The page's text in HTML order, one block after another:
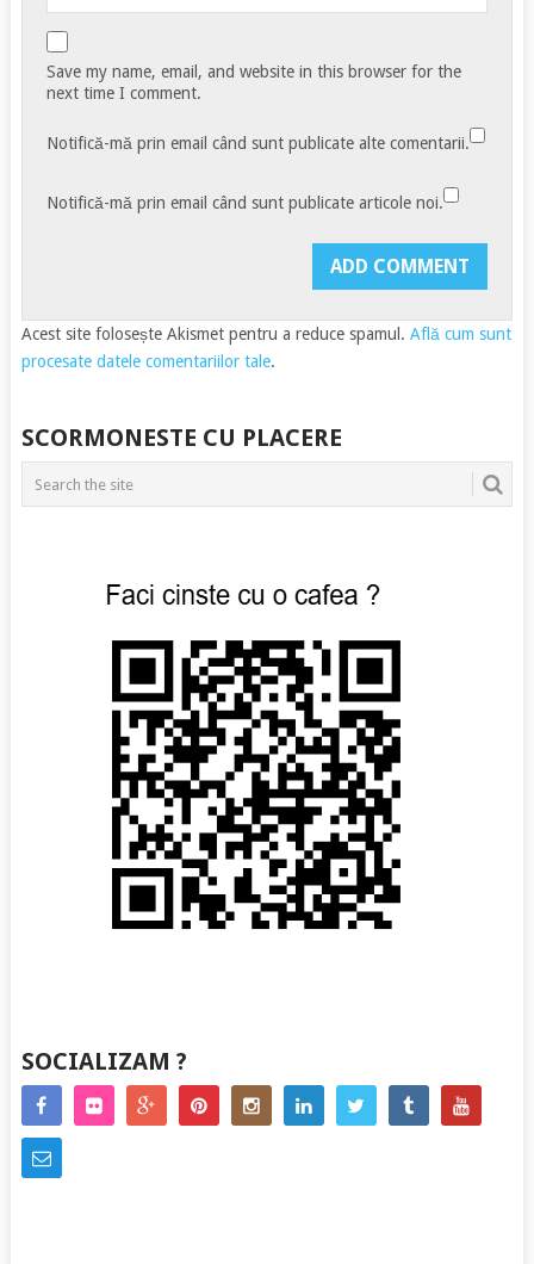
Save my name, email, and website in this browser for the
next time I comment.
Notifică-mă prin email când sunt publicate alte comentarii.
Notifică-mă prin email când sunt publicate articole noi.
Acest site folosește Akismet pentru a reduce spamul. Află cum sunt
procesate datele comentariilor tale.
SCORMONESTE CU PLACERE
SOCIALIZAM ?